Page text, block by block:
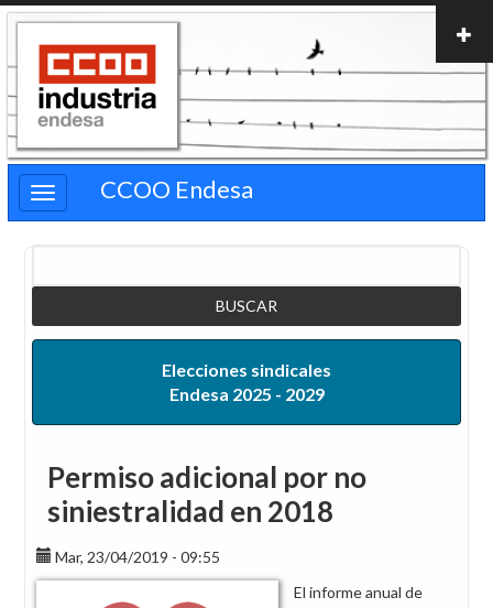
Pasar
contenido
principal
CCOO Endesa
Elecciones sindicales
Endesa 2025 - 2029
Permiso adicional por no
siniestralidad en 2018
Mar, 23/04/2019 - 09:55
El informe anual de